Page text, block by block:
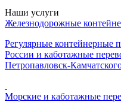
Наши услуги
Железнодорожные
Регулярные контейнерные
России и каботажные
Петропавловск-
Морские и каботажные